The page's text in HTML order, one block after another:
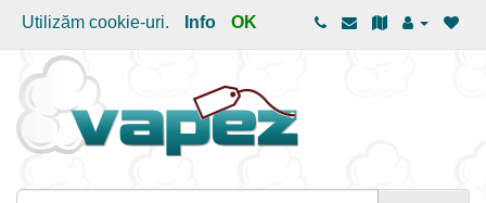
Utilizăm cookie-uri. Info OK